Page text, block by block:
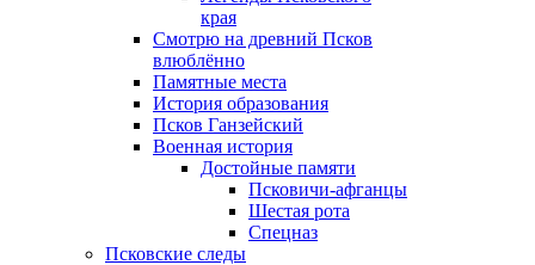
края
Смотрю на древний Псков
влюблённо
Памятные места
История образования
Псков Ганзейский
Военная история
Достойные памяти
Псковичи-афганцы
Шестая рота
Спецназ
Псковские следы